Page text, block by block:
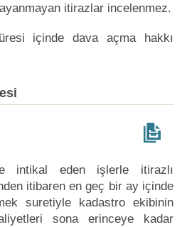
itirazlar incelenmez.
içinde dava açma hakkı
intikal eden işlerle itirazlı
itibaren en geç bir ay içinde
suretiyle kadastro ekibinin
sona erinceye kadar